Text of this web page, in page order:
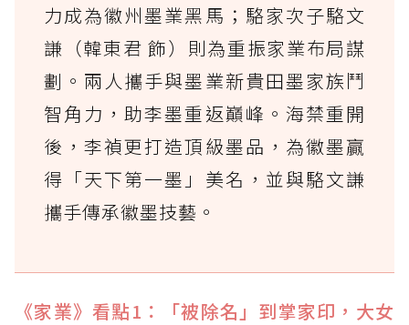
力成為徽州墨業黑馬；駱家次子駱文
謙（韓東君 飾）則為重振家業布局謀
劃。兩人攜手與墨業新貴田墨家族鬥
智角力，助李墨重返巔峰。海禁重開
後，李禎更打造頂級墨品，為徽墨贏
得「天下第一墨」美名，並與駱文謙
攜手傳承徽墨技藝。
《家業》看點1：「被除名」到掌家印，大女